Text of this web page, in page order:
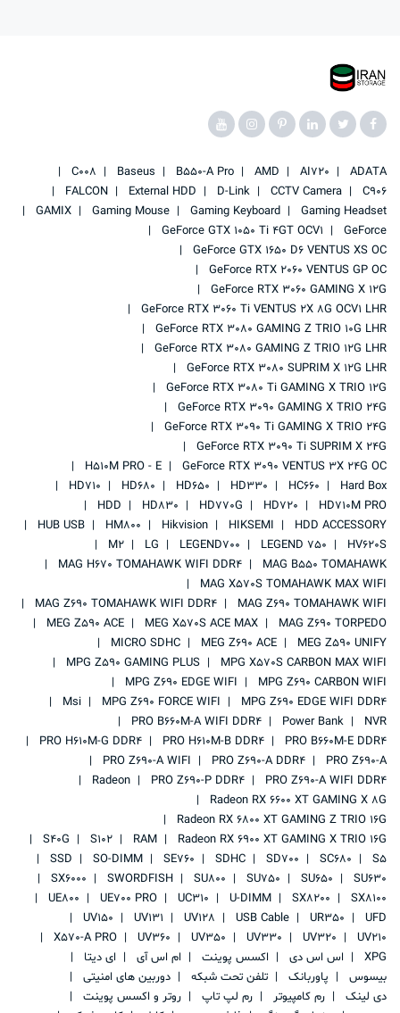
ADATA
AI720
AMD
B550-A Pro
Baseus
C008
C906
CCTV Camera
D-Link
External HDD
FALCON
Gaming Headset
Gaming Keyboard
Gaming Mouse
GAMIX
GeForce
GeForce GTX 1050 Ti 4GT OCV1
GeForce GTX 1650 D6 VENTUS XS OC
GeForce RTX 2060 VENTUS GP OC
GeForce RTX 3060 GAMING X 12G
GeForce RTX 3060 Ti VENTUS 2X 8G OCV1 LHR
GeForce RTX 3080 GAMING Z TRIO 10G LHR
GeForce RTX 3080 GAMING Z TRIO 12G LHR
GeForce RTX 3080 SUPRIM X 12G LHR
GeForce RTX 3080 Ti GAMING X TRIO 12G
GeForce RTX 3090 GAMING X TRIO 24G
GeForce RTX 3090 Ti GAMING X TRIO 24G
GeForce RTX 3090 Ti SUPRIM X 24G
GeForce RTX 3090 VENTUS 3X 24G OC
H510M PRO - E
Hard Box
HC660
HD330
HD650
HD680
HD710
HD710M PRO
HD720
HD770G
HD830
HDD
HDD ACCESSORY
HIKSEMI
Hikvision
HM800
HUB USB
HV620S
LEGEND 750
LEGEND700
LG
M2
MAG B550 TOMAHAWK
MAG H670 TOMAHAWK WIFI DDR4
MAG X570S TOMAHAWK MAX WIFI
MAG Z690 TOMAHAWK WIFI
MAG Z690 TOMAHAWK WIFI DDR4
MAG Z690 TORPEDO
MEG X570S ACE MAX
MEG Z590 ACE
MEG Z590 UNIFY
MEG Z690 ACE
MICRO SDHC
MPG X570S CARBON MAX WIFI
MPG Z590 GAMING PLUS
MPG Z690 CARBON WIFI
MPG Z690 EDGE WIFI
MPG Z690 EDGE WIFI DDR4
MPG Z690 FORCE WIFI
Msi
NVR
Power Bank
PRO B660M-A WIFI DDR4
PRO B660M-E DDR4
PRO H610M-B DDR4
PRO H610M-G DDR4
PRO Z690-A
PRO Z690-A DDR4
PRO Z690-A WIFI
PRO Z690-A WIFI DDR4
PRO Z690-P DDR4
Radeon
Radeon RX 6600 XT GAMING X 8G
Radeon RX 6800 XT GAMING Z TRIO 16G
Radeon RX 6900 XT GAMING X TRIO 16G
RAM
S102
S40G
S5
SC680
SD700
SDHC
SE760
SO-DIMM
SSD
SU630
SU650
SU750
SU800
SWORDFISH
SX6000
SX8100
SX8200
U-DIMM
UC310
UE700 PRO
UE800
UFD
UR350
USB Cable
UV128
UV131
UV150
UV210
UV320
UV330
UV350
UV360
X570-A PRO
XPG
اس اس دی اکسس پوینت ام اس آی
ای دیتا
بیسوس
پاوربانک تلفن تحت شبکه
دوربین های امنیتی
دی لینک
رم کامپیوتر رم لپ تاپ
روتر و اکسس پوینت